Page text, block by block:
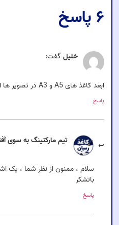
۶ پاسخ
خلیل گفت:
ابعد کاغذ های A5 و A3 در تصویر ها اشتباه است.
پاسخ
تیم مارکتینگ به سوی
سلام ، ممنون از نظر شما ، یک
باتشکر
پاسخ